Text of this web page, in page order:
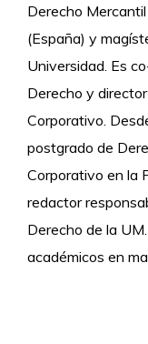
Derecho
(España) y
Universidad. Es
Derecho y
Corporativo.
postgrado de
Corporativo en la
redactor
Derecho de la
académicos en